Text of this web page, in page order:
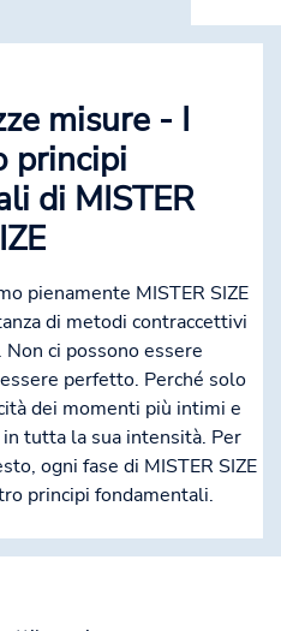
misure - I
principi
di MISTER
pienamente MISTER SIZE
di metodi contraccettivi
ci possono essere
perfetto. Perché solo
dei momenti più intimi e
tutta la sua intensità. Per
ogni fase di MISTER SIZE
principi fondamentali.